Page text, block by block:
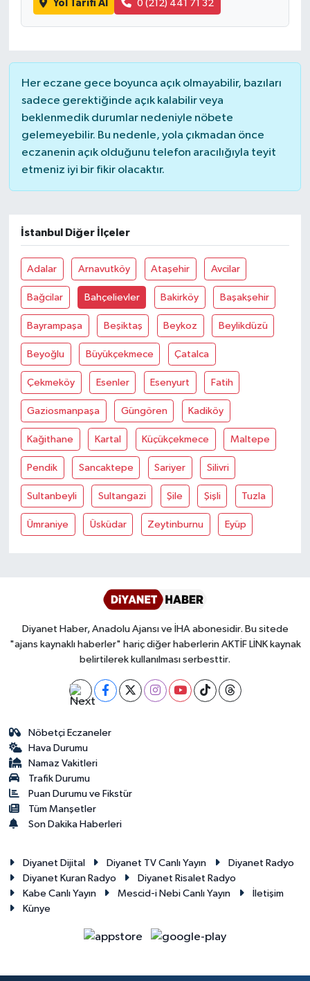
Yol Tarifi Al 0 (212) 441 71 32
Her eczane gece boyunca açık olmayabilir, bazıları
sadece gerektiğinde açık kalabilir veya
beklenmedik durumlar nedeniyle nöbete
gelemeyebilir. Bu nedenle, yola çıkmadan önce
eczanenin açık olduğunu telefon aracılığıyla teyit
etmeniz iyi bir fikir olacaktır.
İstanbul Diğer İlçeler
Adalar Arnavutköy Ataşehir Avcilar
Bağcilar Bahçelievler Bakirköy Başakşehir
Bayrampaşa Beşiktaş Beykoz Beylikdüzü
Beyoğlu Büyükçekmece Çatalca
Çekmeköy Esenler Esenyurt Fatih
Gaziosmanpaşa Güngören Kadiköy
Kağithane Kartal Küçükçekmece Maltepe
Pendik Sancaktepe Sariyer Silivri
Sultanbeyli Sultangazi Şile Şişli Tuzla
Ümraniye Üsküdar Zeytinburnu Eyüp
Diyanet Haber, Anadolu Ajansı ve İHA abonesidir. Bu sitede
"ajans kaynaklı haberler" hariç diğer haberlerin AKTİF LİNK kaynak
belirtilerek kullanılması serbesttir.
Nöbetçi Eczaneler
Hava Durumu
Namaz Vakitleri
Trafik Durumu
Puan Durumu ve Fikstür
Tüm Manşetler
Son Dakika Haberleri
Diyanet Dijital Diyanet TV Canlı Yayın
Diyanet Radyo
Diyanet Kuran Radyo
Diyanet Risalet Radyo
Kabe Canlı Yayın
Mescid-i Nebi Canlı Yayın
İletişim
Künye
Düzce Müftülüğü
Elazığ Müftülüğü
Erzurum Müftülüğü
Eskişehir Müftülüğü
Gaziantep Müftülüğü
Giresun Müftülüğü
Gümüşhane Müftülüğü
Hakkari Müftülüğü
Hatay Müftülüğü
Iğdır Müftülüğü
Isparta Müftülüğü
Karabük Müftülüğü
Karaman Müftülüğü
Kastamonu Müftülüğü
Kayseri Müftülüğü
Kırıkkale Müftülüğü
Kırklareli Müftülüğü
Kırşehir Müftülüğü
Kocaeli Müftülüğü
YAŞAM